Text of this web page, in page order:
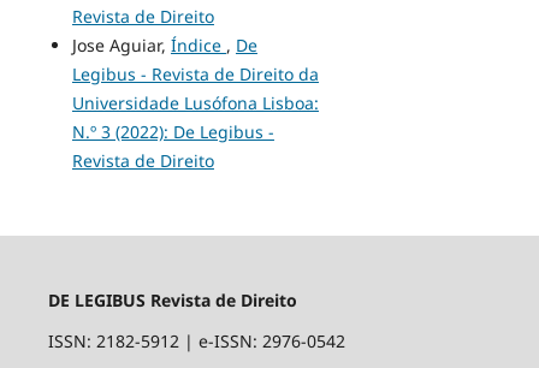
Revista de Direito
Jose Aguiar, Índice , De
Legibus - Revista de Direito da
Universidade Lusófona Lisboa:
N.º 3 (2022): De Legibus -
Revista de Direito
DE LEGIBUS Revista de Direito
ISSN: 2182-5912 | e-ISSN: 2976-0542